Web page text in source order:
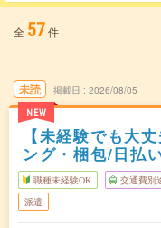
全 57件
未読
NEW
掲載日 2026/08/05
【未経験でも大
ング・梱包/日払
職種未経験OK 交通費別
派遣